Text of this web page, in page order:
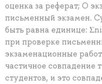
оценка за реферат; О
письменный экзамен.
быть равна единице:
при проверке
экзаменационные
частичное совпадение
студентов, и это